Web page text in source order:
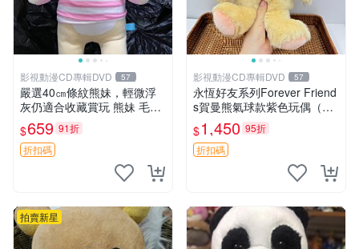
影視動漫CD專輯DVD 57
嚴選40㎝條紋熊妹，輕微浮
灰仍適合收藏賞玩 熊妹 毛絨
玩具 浮雕熊
$659 91折
折扣碼
影視動漫CD專輯DVD 57
永恆好友系列Forever Friend
s賀曼熊氣球款紫色玩偶（鼻
子稍有磨損） 中古玩具 氣球
熊 玩偶
$1,450 95折
折扣碼
拍賣新星